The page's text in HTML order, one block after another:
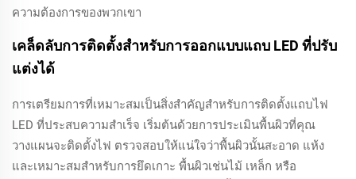
ความต้องการของพวกเขา
เคล็ดลับการติดตั้งสำหรับการออกแบบแถบ LED ที่ปรับ
แต่งได้
การเตรียมการที่เหมาะสมเป็นสิ่งสำคัญสำหรับการติดตั้งแถบไฟ
LED ที่ประสบความสำเร็จ เริ่มต้นด้วยการประเมินพื้นผิวที่คุณ
วางแผนจะติดตั้งไฟ ตรวจสอบให้แน่ใจว่าพื้นผิวนั้นสะอาด แห้ง
และเหมาะสมสำหรับการยึดเกาะ พื้นผิวเช่นไม้ เหล็ก หรือ